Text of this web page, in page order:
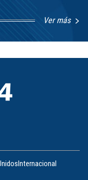
Ver más
Internacional